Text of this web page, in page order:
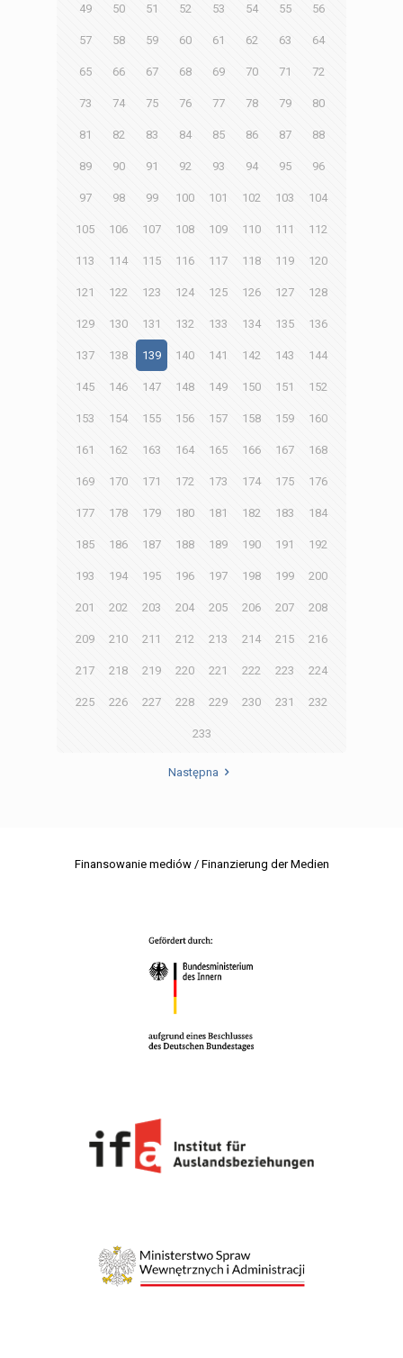
49 50 51 52 53 54 55 56
57 58 59 60 61 62 63 64
65 66 67 68 69 70 71 72
73 74 75 76 77 78 79 80
81 82 83 84 85 86 87 88
89 90 91 92 93 94 95 96
97 98 99 100 101 102 103 104
105 106 107 108 109 110 111 112
113 114 115 116 117 118 119 120
121 122 123 124 125 126 127 128
129 130 131 132 133 134 135 136
137 138 139 140 141 142 143 144
145 146 147 148 149 150 151 152
153 154 155 156 157 158 159 160
161 162 163 164 165 166 167 168
169 170 171 172 173 174 175 176
177 178 179 180 181 182 183 184
185 186 187 188 189 190 191 192
193 194 195 196 197 198 199 200
201 202 203 204 205 206 207 208
209 210 211 212 213 214 215 216
217 218 219 220 221 222 223 224
225 226 227 228 229 230 231 232
233
Następna
Finansowanie mediów / Finanzierung der Medien